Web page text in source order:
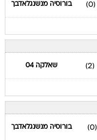
(0) בורוסיה מנשנגלאדבך
(2) שאלקה 04
(0) בורוסיה מנשנגלאדבך